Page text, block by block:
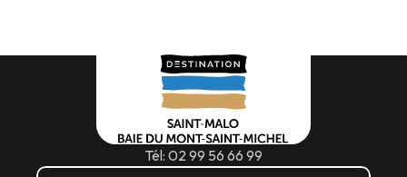
Tél: 02 99 56 66 99